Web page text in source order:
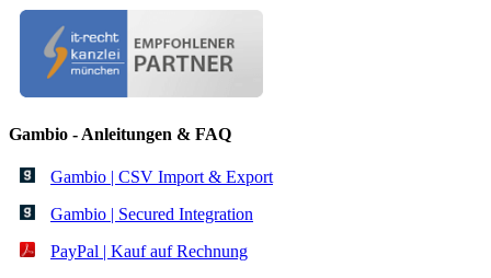
Gambio - Anleitungen & FAQ
Gambio | CSV Import & Export
Gambio | Secured Integration
PayPal | Kauf auf Rechnung